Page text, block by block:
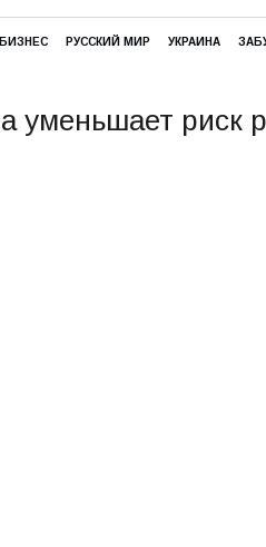
БИЗНЕС РУССКИЙ МИР УКРАИНА